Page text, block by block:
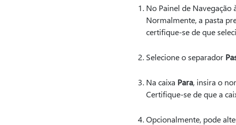
No Painel de Navegação
Normalmente, a pasta
certifique-se de que
Selecione o separador
Na caixa Para, insira o
Certifique-se de que a
Opcionalmente, pode